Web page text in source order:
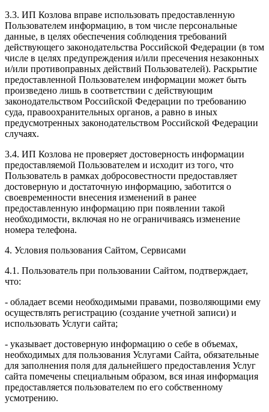
3.3. ИП Козлова вправе использовать предоставленную
Пользователем информацию, в том числе персональные
данные, в целях обеспечения соблюдения требований
действующего законодательства Российской Федерации (в том
числе в целях предупреждения и/или пресечения незаконных
и/или противоправных действий Пользователей). Раскрытие
предоставленной Пользователем информации может быть
произведено лишь в соответствии с действующим
законодательством Российской Федерации по требованию
суда, правоохранительных органов, а равно в иных
предусмотренных законодательством Российской Федерации
случаях.
3.4. ИП Козлова не проверяет достоверность информации
предоставляемой Пользователем и исходит из того, что
Пользователь в рамках добросовестности предоставляет
достоверную и достаточную информацию, заботится о
своевременности внесения изменений в ранее
предоставленную информацию при появлении такой
необходимости, включая но не ограничиваясь изменение
номера телефона.
4. Условия пользования Сайтом, Сервисами
4.1. Пользователь при пользовании Сайтом, подтверждает,
что:
- обладает всеми необходимыми правами, позволяющими ему
осуществлять регистрацию (создание учетной записи) и
использовать Услуги сайта;
- указывает достоверную информацию о себе в объемах,
необходимых для пользования Услугами Сайта, обязательные
для заполнения поля для дальнейшего предоставления Услуг
сайта помечены специальным образом, вся иная информация
предоставляется пользователем по его собственному
усмотрению.